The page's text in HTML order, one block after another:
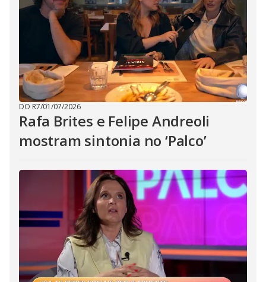
DO R7/01/07/2026
Rafa Brites e Felipe Andreoli
mostram sintonia no ‘Palco’